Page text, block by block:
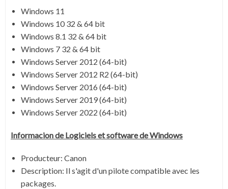
Windows 11
Windows 10 32 & 64 bit
Windows 8.1 32 & 64 bit
Windows 7 32 & 64 bit
Windows Server 2012 (64-bit)
Windows Server 2012 R2 (64-bit)
Windows Server 2016 (64-bit)
Windows Server 2019 (64-bit)
Windows Server 2022 (64-bit)
Informacion de Logiciels et software de Windows
Producteur: Canon
Description: Il s'agit d'un pilote compatible avec les
packages.